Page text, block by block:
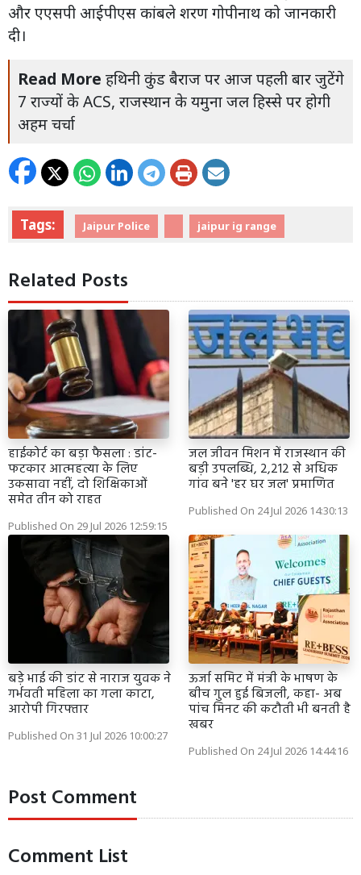
और एएसपी आईपीएस कांबले शरण गोपीनाथ को जानकारी
दी।
Read More हथिनी कुंड बैराज पर आज पहली बार जुटेंगे
7 राज्यों के ACS, राजस्थान के यमुना जल हिस्से पर होगी
अहम चर्चा
Tags: Jaipur Police jaipur ig range
Related Posts
हाईकोर्ट का बड़ा फैसला : डांट-
फटकार आत्महत्या के लिए
उकसावा नहीं, दो शिक्षिकाओं
समेत तीन को राहत
Published On 29 Jul 2026 12:59:15
जल जीवन मिशन में राजस्थान की
बड़ी उपलब्धि, 2,212 से अधिक
गांव बने 'हर घर जल' प्रमाणित
Published On 24 Jul 2026 14:30:13
बड़े भाई की डांट से नाराज युवक ने
गर्भवती महिला का गला काटा,
आरोपी गिरफ्तार
Published On 31 Jul 2026 10:00:27
ऊर्जा समिट में मंत्री के भाषण के
बीच गुल हुई बिजली, कहा- अब
पांच मिनट की कटौती भी बनती है
खबर
Published On 24 Jul 2026 14:44:16
Post Comment
Comment List